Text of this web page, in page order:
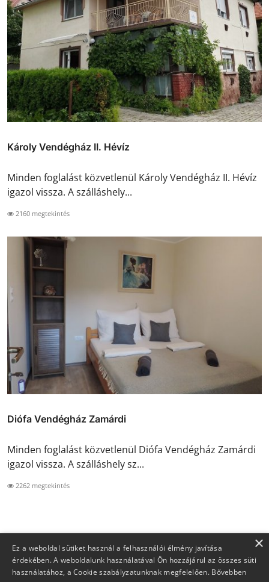
Károly Vendégház II. Hévíz
Minden foglalást közvetlenül Károly Vendégház II. Hévíz
igazol vissza. A szálláshely...
2160 megtekintés
Diófa Vendégház Zamárdi
Minden foglalást közvetlenül Diófa Vendégház Zamárdi
igazol vissza. A szálláshely sz...
2262 megtekintés
×
Ez a weboldal sütiket használ a felhasználói élmény javítása
érdekében. A weboldalunk használatával Ön hozzájárul az összes süti
használatához, a Cookie szabályzatunknak megfelelően. Bővebben